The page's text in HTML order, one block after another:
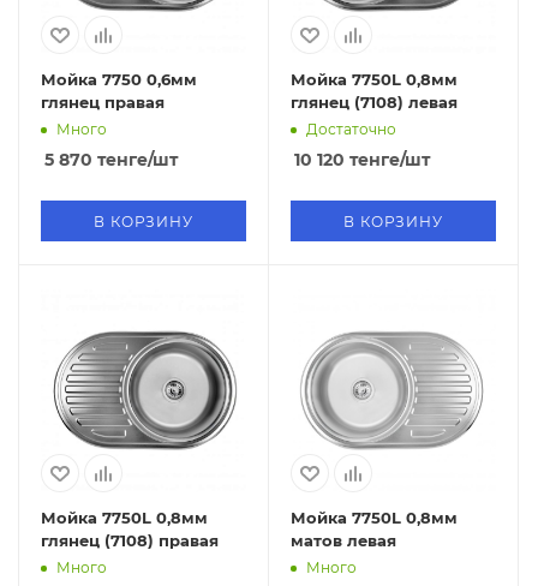
Мойка 7750 0,6мм
глянец правая
Много
5 870 тенге/шт
В КОРЗИНУ
Мойка 7750L 0,8мм
глянец (7108) левая
Достаточно
10 120 тенге/шт
В КОРЗИНУ
Мойка 7750L 0,8мм
глянец (7108) правая
Много
Мойка 7750L 0,8мм
матов левая
Много